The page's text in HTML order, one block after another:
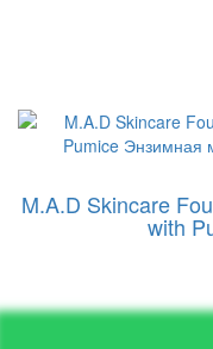
M.A.D Skincare
with